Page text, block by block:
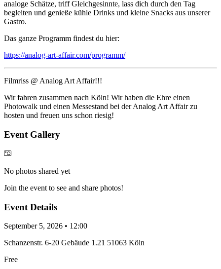
analoge Schätze, triff Gleichgesinnte, lass dich durch den Tag
begleiten und genieße kühle Drinks und kleine Snacks aus unserer
Gastro.
Das ganze Programm findest du hier:
https://analog-art-affair.com/programm/
Filmriss @ Analog Art Affair!!!
Wir fahren zusammen nach Köln! Wir haben die Ehre einen
Photowalk und einen Messestand bei der Analog Art Affair zu
hosten und freuen uns schon riesig!
Event Gallery
No photos shared yet
Join the event to see and share photos!
Event Details
September 5, 2026 • 12:00
Schanzenstr. 6-20 Gebäude 1.21 51063 Köln
Free